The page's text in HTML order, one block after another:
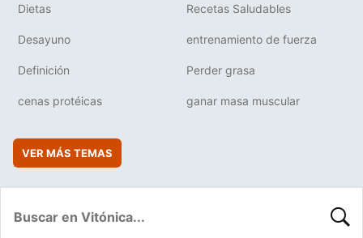
Dietas Recetas Saludables
Desayuno entrenamiento de fuerza
Definición Perder grasa
cenas protéicas ganar masa muscular
VER MÁS TEMAS